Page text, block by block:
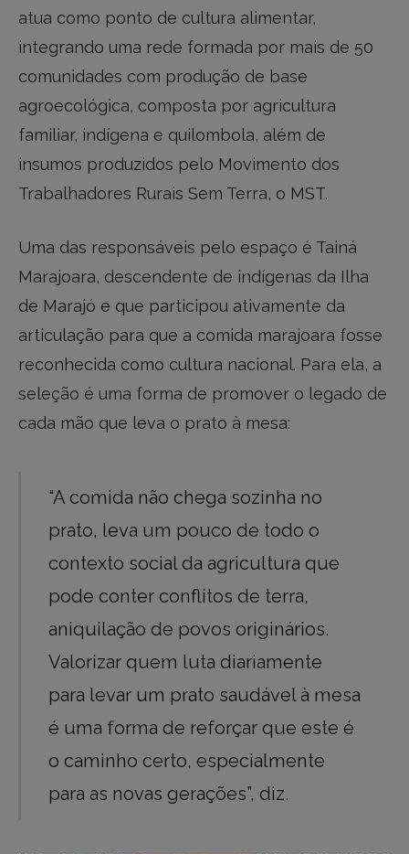
atua como ponto de cultura alimentar,
integrando uma rede formada por mais de 50
comunidades com produção de base
agroecológica, composta por agricultura
familiar, indígena e quilombola, além de
insumos produzidos pelo Movimento dos
Trabalhadores Rurais Sem Terra, o MST.
Uma das responsáveis pelo espaço é Tainá
Marajoara, descendente de indígenas da Ilha
de Marajó e que participou ativamente da
articulação para que a comida marajoara fosse
reconhecida como cultura nacional. Para ela, a
seleção é uma forma de promover o legado de
cada mão que leva o prato à mesa:
“A comida não chega sozinha no
prato, leva um pouco de todo o
contexto social da agricultura que
pode conter conflitos de terra,
aniquilação de povos originários.
Valorizar quem luta diariamente
para levar um prato saudável à mesa
é uma forma de reforçar que este é
o caminho certo, especialmente
para as novas gerações”, diz.